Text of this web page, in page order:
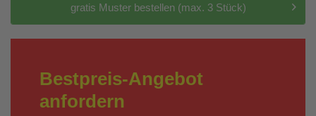
gratis Muster bestellen (max. 3 Stück)
Bestpreis-Angebot
anfordern